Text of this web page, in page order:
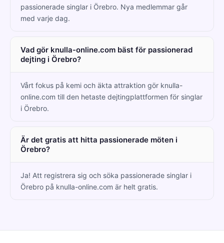
passionerade singlar i Örebro. Nya medlemmar går
med varje dag.
Vad gör knulla-online.com bäst för passionerad
dejting i Örebro?
Vårt fokus på kemi och äkta attraktion gör knulla-
online.com till den hetaste dejtingplattformen för singlar
i Örebro.
Är det gratis att hitta passionerade möten i
Örebro?
Ja! Att registrera sig och söka passionerade singlar i
Örebro på knulla-online.com är helt gratis.